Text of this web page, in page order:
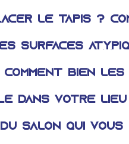
le tapis ?
surfaces
bien les
dans votre lieu
salon qui